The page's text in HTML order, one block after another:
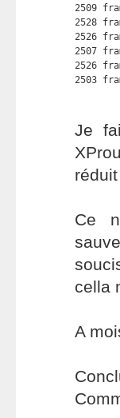
2509
2528
2526
2507
2526
2503
Je
Ce
cella
A